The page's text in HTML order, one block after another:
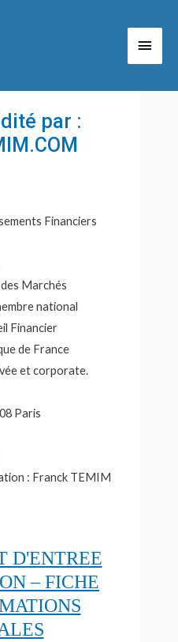
par :
Financiers
Marchés
national
Financier
de France
et corporate.
Paris
: Franck TEMIM
D'ENTREE
– FICHE